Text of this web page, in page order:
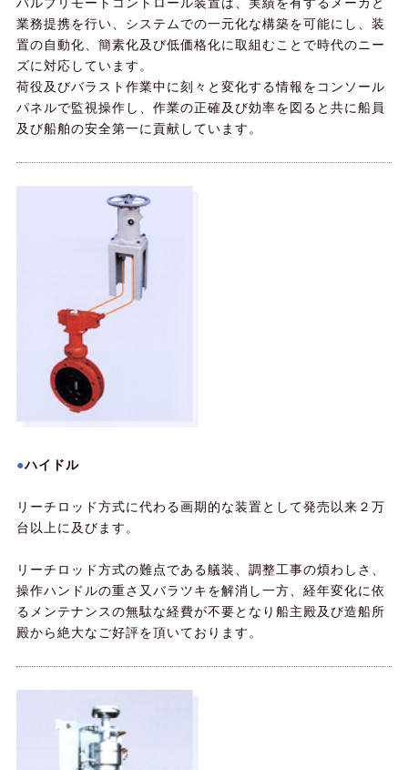
業務提携を行い、システムでの一元化な構築を可能にし、装
置の自動化、簡素化及び低価格化に取組むことで時代のニー
ズに対応しています。
荷役及びバラスト作業中に刻々と変化する情報をコンソール
パネルで監視操作し、作業の正確及び効率を図ると共に船員
及び船舶の安全第一に貢献しています。
ハイドル
リーチロッド方式に代わる画期的な装置として発売以来２万
台以上に及びます。
リーチロッド方式の難点である艤装、調整工事の煩わしさ、
操作ハンドルの重さ又バラツキを解消し一方、経年変化に依
るメンテナンスの無駄な経費が不要となり船主殿及び造船所
殿から絶大なご好評を頂いております。